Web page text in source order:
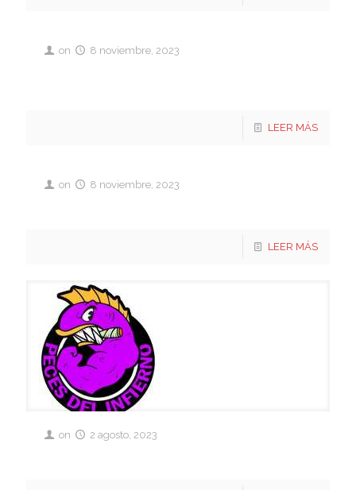
on 8 noviembre, 2023
LEER MÁS
on 8 noviembre, 2023
LEER MÁS
on 2 agosto, 2023